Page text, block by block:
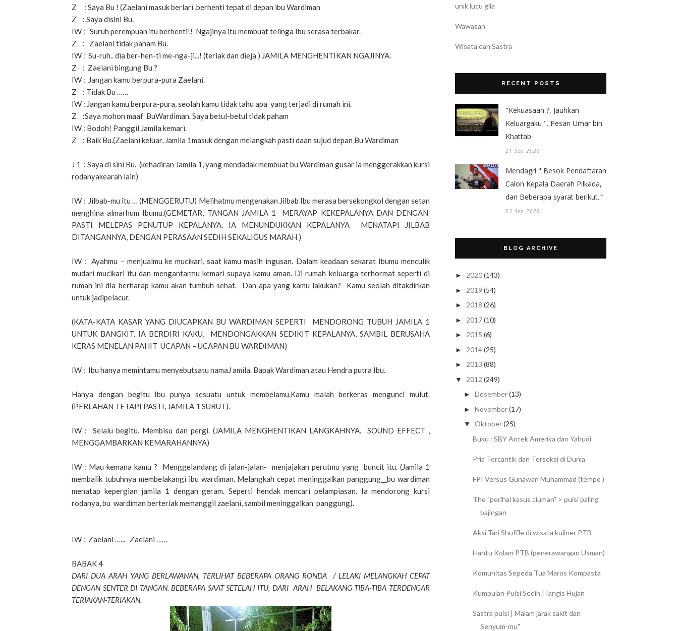
Z : Saya Bu ! (Zaelani masuk berlari ,berhenti tepat di depan ibu Wardiman
Z : Saya disini Bu.
IW : Suruh perempuan itu berhenti!! Ngajinya itu membuat telinga Ibu serasa terbakar.
Z : Zaelani tidak paham Bu.
IW : Su-ruh.. dia ber-hen-ti me-nga-ji...! (teriak dan dieja ) JAMILA MENGHENTIKAN NGAJINYA.
Z : Zaelani bingung Bu ?
IW : Jangan kamu berpura-pura Zaelani.
Z : Tidak Bu ……
IW : Jangan kamu berpura-pura, seolah kamu tidak tahu apa yang terjadi di rumah ini.
Z :Saya mohon maaf BuWardiman. Saya betul-betul tidak paham
IW : Bodoh! Panggil Jamila kemari.
Z : Baik Bu.(Zaelani keluar, Jamila 1masuk dengan melangkah pasti daan sujud depan Bu Wardiman
J 1 : Saya di sini Bu. (kehadiran Jamila 1, yang mendadak membuat bu Wardiman gusar ia menggerakkan kursi
rodanyakearah lain)
IW : Jilbab-mu itu … (MENGGERUTU) Melihatmu mengenakan Jilbab Ibu merasa bersekongkol dengan setan
menghina almarhum Ibumu.(GEMETAR, TANGAN JAMILA 1 MERAYAP KEKEPALANYA DAN DENGAN
PASTI MELEPAS PENUTUP KEPALANYA. IA MENUNDUKKAN KEPALANYA MENATAPI JILBAB
DITANGANNYA, DENGAN PERASAAN SEDIH SEKALIGUS MARAH )
IW : Ayahmu – menjualmu ke mucikari, saat kamu masih ingusan. Dalam keadaan sekarat Ibumu menculik
mudari mucikari itu dan mengantarmu kemari supaya kamu aman. Di rumah keluarga terhormat seperti di
rumah ini dia berharap kamu akan tumbuh sehat. Dan apa yang kamu lakukan? Kamu seolah ditakdirkan
untuk jadipelacur.
(KATA-KATA KASAR YANG DIUCAPKAN BU WARDIMAN SEPERTI MENDORONG TUBUH JAMILA 1
UNTUK BANGKIT. IA BERDIRI KAKU, MENDONGAKKAN SEDIKIT KEPALANYA, SAMBIL BERUSAHA
KERAS MENELAN PAHIT UCAPAN – UCAPAN BU WARDIMAN)
IW : Ibu hanya memintamu menyebutsatu namaJ amila. Bapak Wardiman atau Hendra putra Ibu.
Hanya dengan begitu Ibu punya sesuatu untuk membelamu.Kamu malah berkeras mengunci mulut.
(PERLAHAN TETAPI PASTI, JAMILA 1 SURUT).
IW : Selalu begitu. Membisu dan pergi. (JAMILA MENGHENTIKAN LANGKAHNYA. SOUND EFFECT ,
MENGGAMBARKAN KEMARAHANNYA)
IW : Mau kemana kamu ? Menggelandang di jalan-jalan- menjajakan perutmu yang buncit itu. (Jamila 1
membalik tubuhnya membelakangi ibu wardiman. Melangkah cepat meninggalkan panggung__bu wardiman
menatap kepergian jamila 1 dengan geram. Seperti hendak mencari pelampiasan. Ia mendorong kursi
rodanya, bu wardiman berteriak memanggil zaelani, sambil meninggalkan panggung).
IW : Zaelani …... Zaelani ……
BABAK 4
DARI DUA ARAH YANG BERLAWANAN, TERLIHAT BEBERAPA ORANG RONDA / LELAKI MELANGKAH CEPAT
DENGAN SENTER DI TANGAN. BEBERAPA SAAT SETELAH ITU, DARI ARAH BELAKANG TIBA-TIBA TERDENGAR
TERIAKAN-TERIAKAN.
unik lucu gila
Wawasan
Wisata dan Sastra
RECENT POSTS
"Kekuasaan ?, Jauhkan
Keluargaku ". Pesan Umar bin
Khattab
21 Sep 2020
Mendagri " Besok Pendaftaran
Calon Kepala Daerah Pilkada,
dan Beberapa syarat berikut.."
03 Sep 2020
BLOG ARCHIVE
► 2020(143)
► 2019 (54)
► 2018 (26)
► 2017(10)
► 2015 (6)
► 2014(25)
► 2013 (88)
▼ 2012 (249)
► Desember(13)
► November(17)
▼ Oktober(25)
Buku : SBY Antek Amerika dan Yahudi
Pria Tercantik dan Terseksi di Dunia
FPI Versus Gunawan Muhammad (tempo )
The "perihal kasus ciuman" > puisi paling
bajingan
Aksi Tari Shuffle di wisata kuliner PTB
Hantu Kolam PTB (penerawangan Usman)
Komunitas Sepeda Tua Maros Kompasta
Kumpulan Puisi Sedih |Tangis Hujan
Sastra puisi | Malam jarak sakit dan
Senyum-mu"